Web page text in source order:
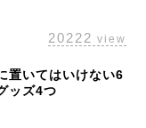
20222 view
置いてはいけない6
ッズ4つ